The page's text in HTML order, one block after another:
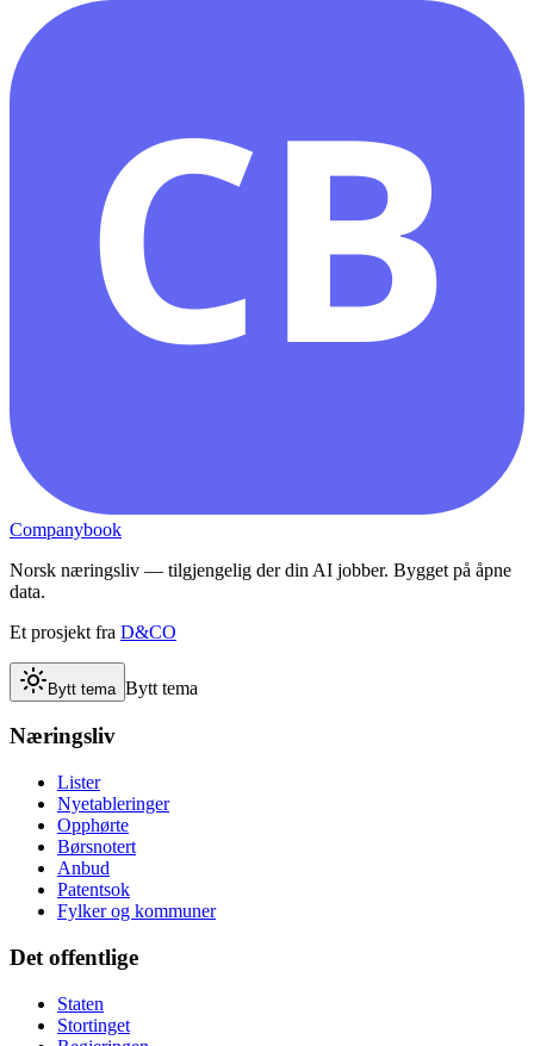
CB
Companybook
Norsk næringsliv — tilgjengelig der din AI jobber. Bygget på åpne
data.
Et prosjekt fra D&CO
Bytt tema Bytt tema
Næringsliv
Lister
Nyetableringer
Opphørte
Børsnotert
Anbud
Patentsok
Fylker og kommuner
Det offentlige
Staten
Stortinget